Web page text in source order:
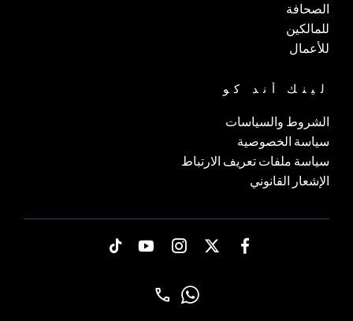
الصحافة
للمالكين
للأعمال
لينك أند كو
الشروط والسياسات
سياسة الخصوصية
سياسة ملفات تعريف الارتباط
الإشعار القانوني